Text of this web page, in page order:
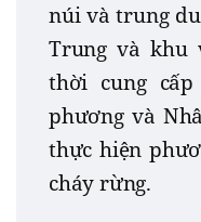
núi và trung
Trung và khu
thời cung
phương và
thực hiện
cháy rừng.